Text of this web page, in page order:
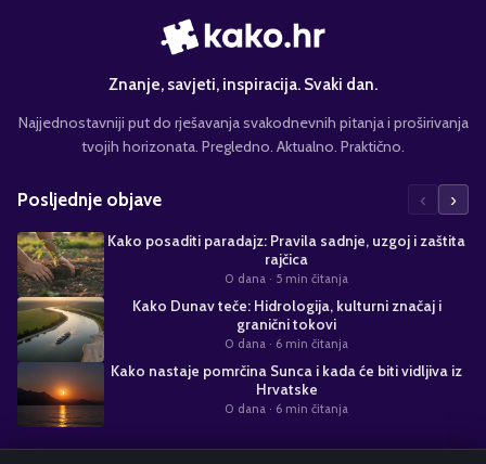
Znanje, savjeti, inspiracija. Svaki dan.
Najjednostavniji put do rješavanja svakodnevnih pitanja i proširivanja
tvojih horizonata. Pregledno. Aktualno. Praktično.
Posljednje objave ‹ ›
Kako posaditi paradajz: Pravila sadnje, uzgoj i zaštita
rajčica
0 dana · 5 min čitanja
Kako Dunav teče: Hidrologija, kulturni značaj i
granični tokovi
0 dana · 6 min čitanja
Kako nastaje pomrčina Sunca i kada će biti vidljiva iz
Hrvatske
0 dana · 6 min čitanja